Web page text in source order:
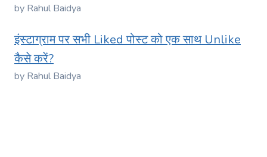
by Rahul Baidya
इंस्टाग्राम पर सभी Liked पोस्ट को एक साथ Unlike
कैसे करें?
by Rahul Baidya